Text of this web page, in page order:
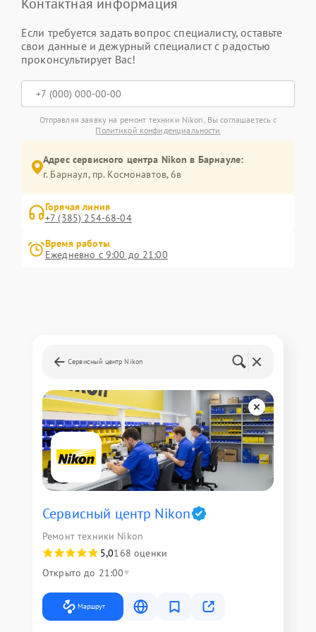
Если требуется задать вопрос специалисту, оставьте
свои данные и дежурный специалист с радостью
проконсультирует Вас!
Отправляя заявку на ремонт техники Nikon, Вы соглашаетесь с
Политикой конфиденциальности
Адрес сервисного центра Nikon в Барнауле:
г. Барнаул, ​пр. Космонавтов, 6в
Горячая линия
+7 (385) 254-68-04
Время работы
Ежедневно с 9:00 до 21:00
Сервисный центр Nikon
Сервисный центр Nikon
Ремонт техники Nikon
5,0168 оценки
Открыто до 21:00
Маршрут